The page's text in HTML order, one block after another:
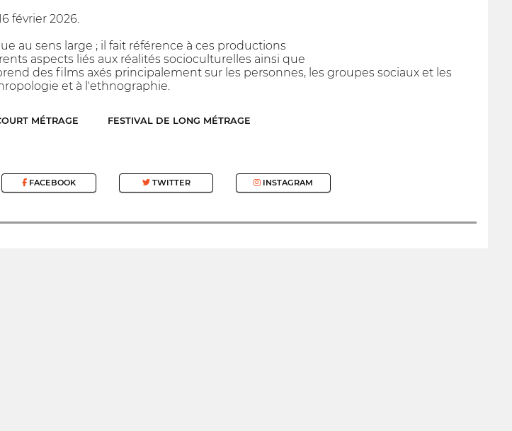
février 2026.
au sens large ; il fait référence à ces productions
aspects liés aux réalités socioculturelles ainsi que
des films axés principalement sur les personnes, les groupes sociaux et les
et à l'ethnographie.
MÉTRAGE FESTIVAL DE LONG MÉTRAGE
FACEBOOK TWITTER INSTAGRAM